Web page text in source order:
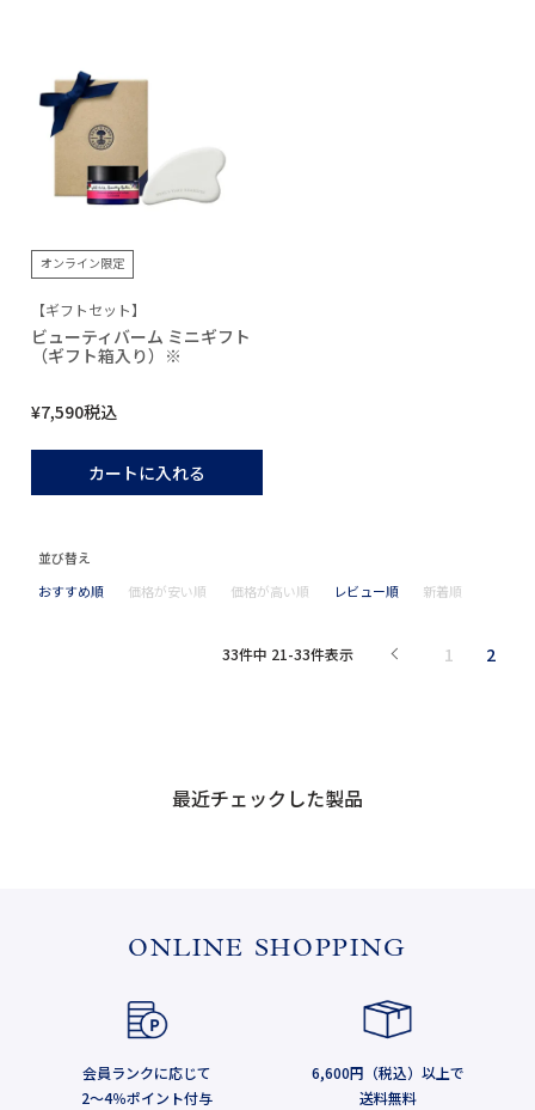
オンライン限定
【ギフトセット】
ビューティバーム ミニギフト
（ギフト箱入り）※
¥7,590税込
カートに入れる
並び替え
おすすめ順
価格が安い順 価格が高い順 レビュー順 新着順
33件中 21-33件表示 1 2
最近チェックした製品
ONLINE SHOPPING
会員ランクに応じて
2～4％ポイント付与
6,600円（税込）以上で
送料無料